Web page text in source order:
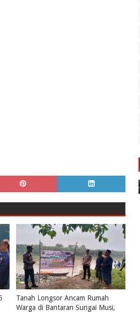
Tanah Longsor Ancam Rumah
Warga di Bantaran Sungai Musi,